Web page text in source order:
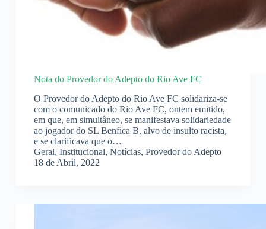
Nota do Provedor do Adepto do Rio Ave FC
O Provedor do Adepto do Rio Ave FC solidariza-se
com o comunicado do Rio Ave FC, ontem emitido,
em que, em simultâneo, se manifestava solidariedade
ao jogador do SL Benfica B, alvo de insulto racista,
e se clarificava que o…
Geral, Institucional, Notícias, Provedor do Adepto
18 de Abril, 2022